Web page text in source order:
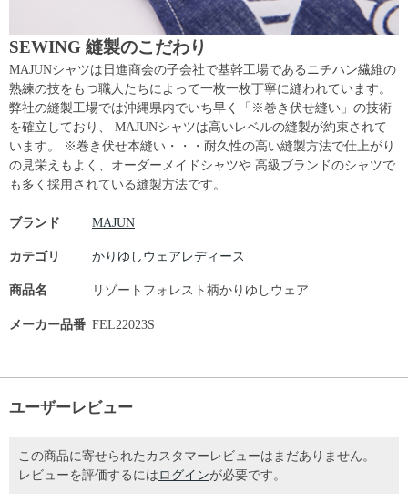
SEWING 縫製のこだわり
MAJUNシャツは日進商会の子会社で基幹工場であるニチハン繊維の
熟練の技をもつ職人たちによって一枚一枚丁寧に縫われています。
弊社の縫製工場では沖縄県内でいち早く「※巻き伏せ縫い」の技術
を確立しており、 MAJUNシャツは高いレベルの縫製が約束されて
います。 ※巻き伏せ本縫い・・・耐久性の高い縫製方法で仕上がり
の見栄えもよく、オーダーメイドシャツや 高級ブランドのシャツで
も多く採用されている縫製方法です。
ブランド MAJUN
カテゴリ かりゆしウェアレディース
商品名 リゾートフォレスト柄かりゆしウェア
メーカー品番 FEL22023S
ユーザーレビュー
この商品に寄せられたカスタマーレビューはまだありません。
レビューを評価するには ログインが必要です。